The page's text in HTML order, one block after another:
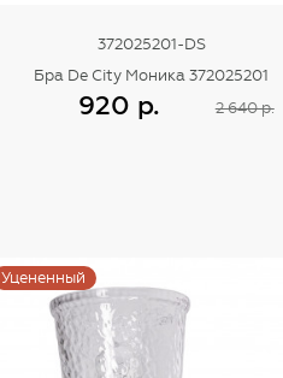
372025201-DS
Бра De City Моника 372025201
920 р.
2 640 р.
Уцененный